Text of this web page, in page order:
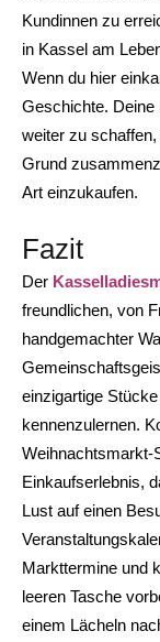
Kundinnen zu
in Kassel am
Wenn du hier
Geschichte. Deine
weiter zu
Grund
Art einzukaufen.
Fazit
Der
freundlichen, von
handgemachter
einzigartige
kennenzulernen.
Weihnachtsmarkt-
Einkaufserlebnis,
Lust auf einen
Markttermine und
leeren Tasche
einem Lächeln